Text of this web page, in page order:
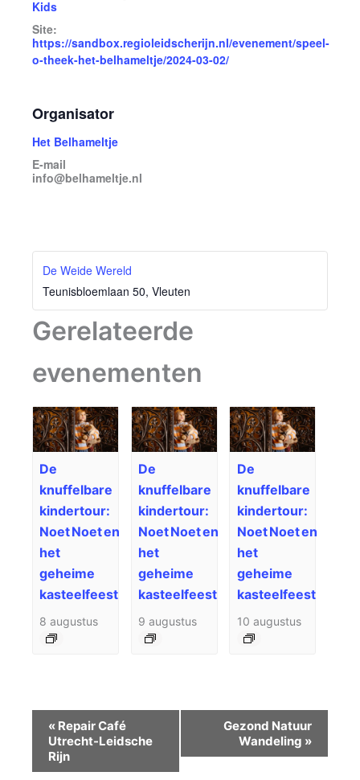
Kids
Site:
https://sandbox.regioleidscherijn.nl/evenement/speel-
o-theek-het-belhameltje/2024-03-02/
Organisator
Het Belhameltje
E-mail
info@belhameltje.nl
De Weide Wereld
Teunisbloemlaan 50, Vleuten
Gerelateerde
evenementen
De
knuffelbare
kindertour:
Noet Noet en
het
geheime
kasteelfeest
8 augustus
De
knuffelbare
kindertour:
Noet Noet en
het
geheime
kasteelfeest
9 augustus
De
knuffelbare
kindertour:
Noet Noet en
het
geheime
kasteelfeest
10 augustus
Evenement
Navigatie
« Repair Café
Utrecht-Leidsche
Rijn
Gezond Natuur
Wandeling »